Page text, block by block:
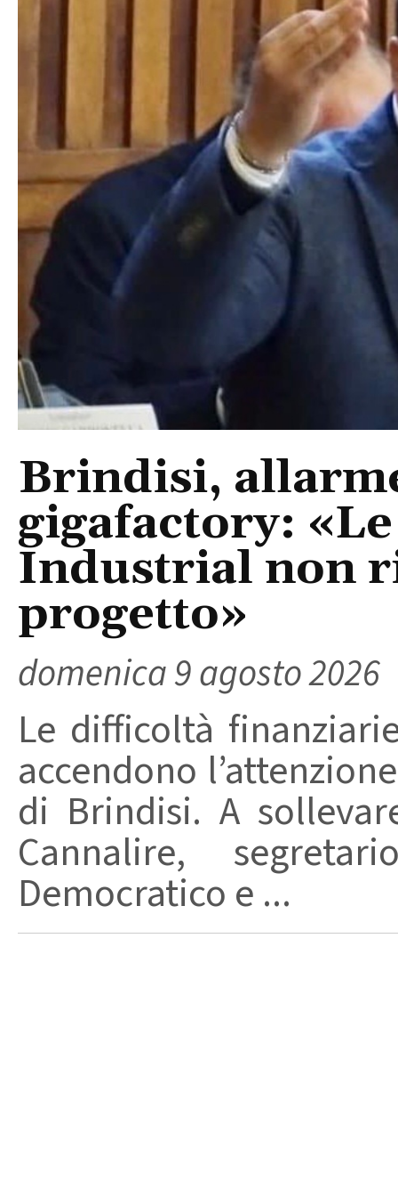
Brindisi,
gigafactory:
Industrial non
progetto»
domenica 9 agosto 2026
Le difficoltà
accendono
di Brindisi. A
Cannalire,
Democratico e ...